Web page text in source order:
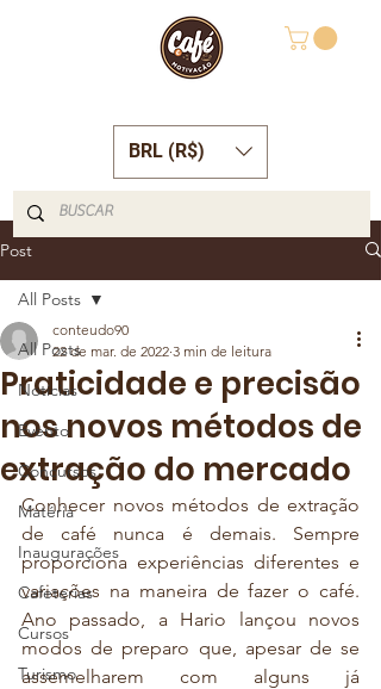
BRL (R$)
Post
All Posts
Notícias
Evento
Concursos
Matéria
Inaugurações
Cafeterias
Cursos
Turismo
All Posts
Praticidade e precisão
nos novos métodos de
extração do mercado
conteudo90
22 de mar. de 2022 3 min de leitura
Conhecer novos métodos de extração
de café nunca é demais. Sempre
proporciona experiências diferentes e
variações na maneira de fazer o café.
Ano passado, a Hario lançou novos
modos de preparo que, apesar de se
assemelharem com alguns já